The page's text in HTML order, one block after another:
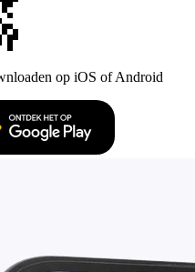
op iOS of Android